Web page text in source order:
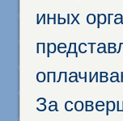
иных
За